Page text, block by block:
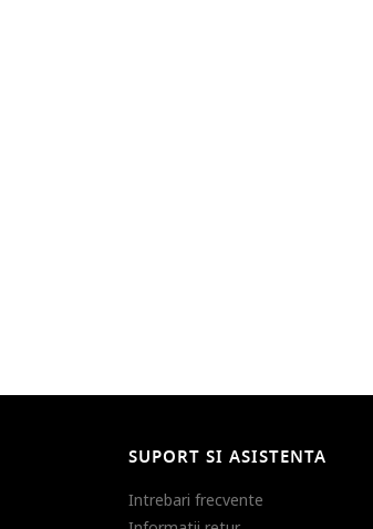
SUPORT SI ASISTENTA
Intrebari frecvente